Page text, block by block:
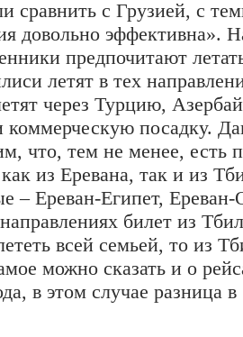
сравнить с Грузией, с
довольно эффективна».
предпочитают
летят в тех
через Турцию,
посадку.
что, тем не менее, есть
из Еревана, так и из
– Ереван-Египет,
билет из
всей семьей, то из
можно сказать и о
в этом случае разница